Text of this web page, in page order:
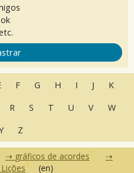
F G H I J
K
R S T U V
W
Z
gráficos de acordes
Lições (en)